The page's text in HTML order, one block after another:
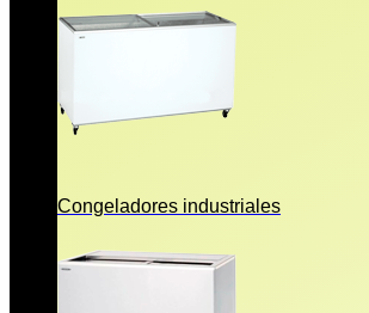
Congeladores industriales